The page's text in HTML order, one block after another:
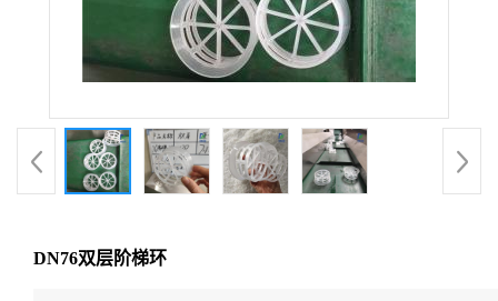
DN76双层阶梯环